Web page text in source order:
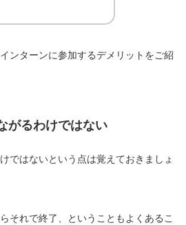
ンターンに参加するデメリットをご紹
がるわけではない
ではないという点は覚えておきましょ
それで終了、ということもよくあるこ